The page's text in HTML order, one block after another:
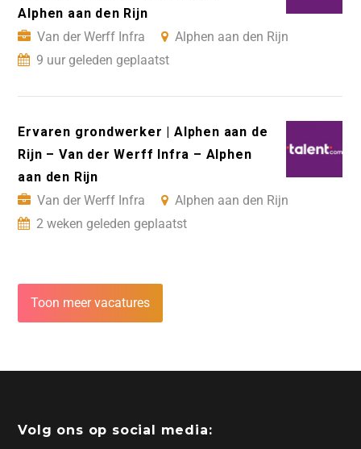
Alphen aan den Rijn
Van der Werff Infra
Alphen aan den Rijn
9 uur geleden geplaatst
Ervaren grondwerker | Alphen aan de
Rijn – Van der Werff Infra – Alphen
aan den Rijn
Van der Werff Infra
Alphen aan den Rijn
2 weken geleden geplaatst
Toon meer vacatures
Volg ons op social media: